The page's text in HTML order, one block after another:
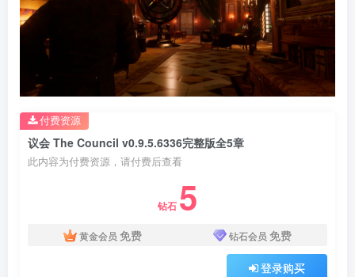
议会 The Council v0.9.5.6336完整版全5章
此内容为付费资源，请付费后查看
钻石 5
黄金会员 免费 钻石会员 免费
登录购买
付费资源